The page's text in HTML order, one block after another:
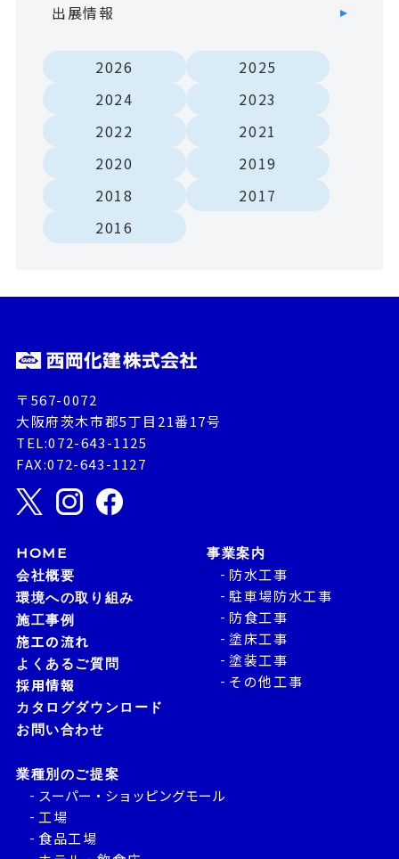
出展情報
2026
2025
2024
2023
2022
2021
2020
2019
2018
2017
2016
〒567-0072
大阪府茨木市郡5丁目21番17号
TEL:072-643-1125
FAX:072-643-1127
HOME
会社概要
環境への取り組み
施工事例
施工の流れ
よくあるご質問
採用情報
カタログダウンロード
お問い合わせ
事業案内
防水工事
駐車場防水工事
防食工事
塗床工事
塗装工事
その他工事
業種別のご提案
スーパー・ショッピングモール
工場
食品工場